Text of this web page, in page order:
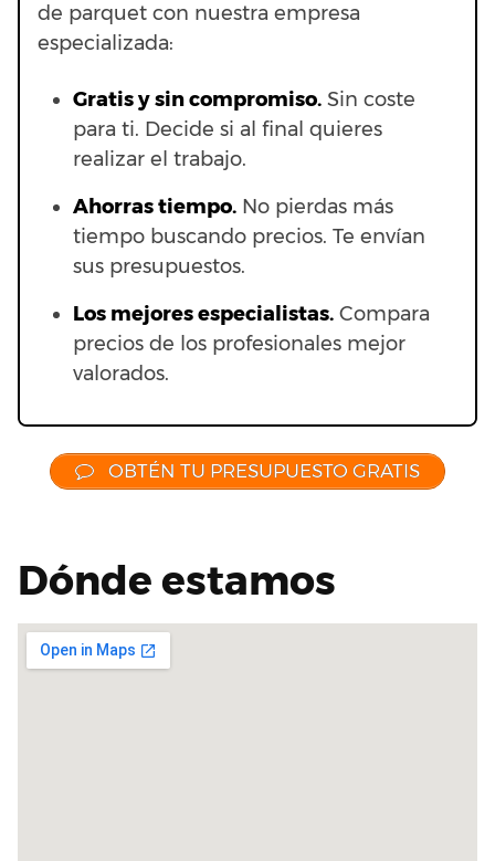
de parquet con nuestra empresa
especializada:
Gratis y sin compromiso. Sin coste
para ti. Decide si al final quieres
realizar el trabajo.
Ahorras tiempo. No pierdas más
tiempo buscando precios. Te envían
sus presupuestos.
Los mejores especialistas. Compara
precios de los profesionales mejor
valorados.
OBTÉN TU PRESUPUESTO GRATIS
Dónde estamos